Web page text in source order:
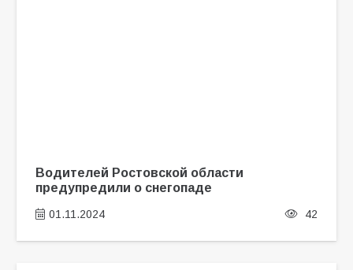
Водителей Ростовской области
предупредили о снегопаде
01.11.2024 42